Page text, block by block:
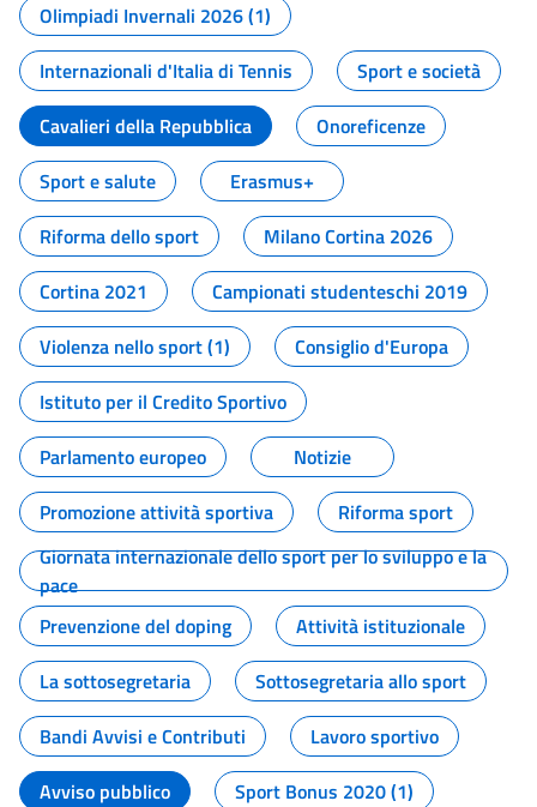
Olimpiadi Invernali 2026 (1)
Internazionali d'Italia di Tennis
Sport e società
Cavalieri della Repubblica
Onoreficenze
Sport e salute
Erasmus+
Riforma dello sport
Milano Cortina 2026
Cortina 2021
Campionati studenteschi 2019
Violenza nello sport (1)
Consiglio d'Europa
Istituto per il Credito Sportivo
Parlamento europeo
Notizie
Promozione attività sportiva
Riforma sport
Giornata internazionale dello sport per lo sviluppo e la
pace
Prevenzione del doping
Attività istituzionale
La sottosegretaria
Sottosegretaria allo sport
Bandi Avvisi e Contributi
Lavoro sportivo
Avviso pubblico
Sport Bonus 2020 (1)